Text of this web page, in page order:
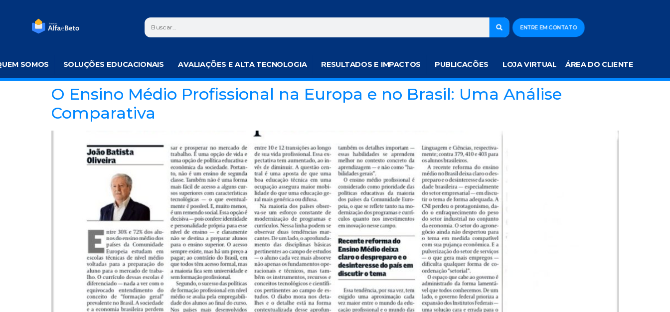
ENTRE EM CONTATO
SOMOS SOLUÇÕES EDUCACIONAIS AVALIAÇÕES E ALTA TECNOLOGIA RESULTADOS E IMPACTOS PUBLICACÕES LOJA VIRTUAL ÁREA DO CLIENTE
O Ensino Médio Profissional na Europa e no Brasil: Uma Análise
Comparativa